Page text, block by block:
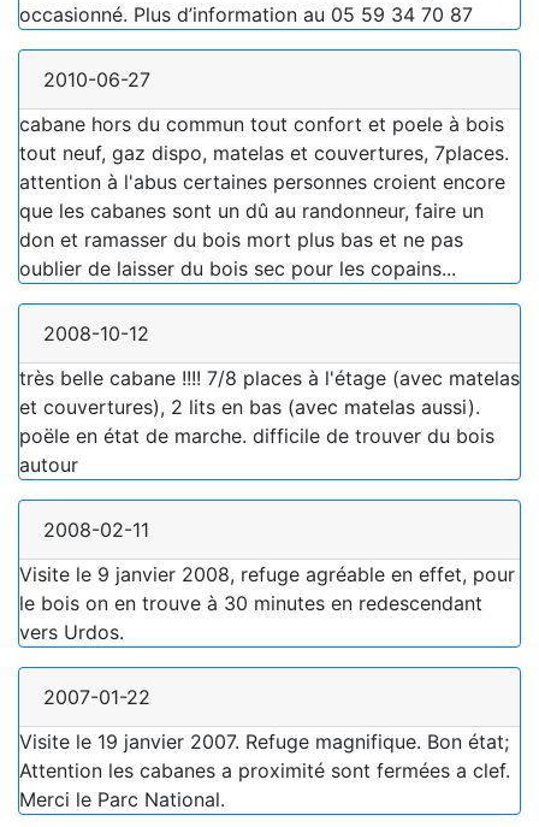
occasionné. Plus d’information au 05 59 34 70 87
2010-06-27
cabane hors du commun tout confort et poele à bois
tout neuf, gaz dispo, matelas et couvertures, 7places.
attention à l'abus certaines personnes croient encore
que les cabanes sont un dû au randonneur, faire un
don et ramasser du bois mort plus bas et ne pas
oublier de laisser du bois sec pour les copains...
2008-10-12
très belle cabane !!!! 7/8 places à l'étage (avec matelas
et couvertures), 2 lits en bas (avec matelas aussi).
poële en état de marche. difficile de trouver du bois
autour
2008-02-11
Visite le 9 janvier 2008, refuge agréable en effet, pour
le bois on en trouve à 30 minutes en redescendant
vers Urdos.
2007-01-22
Visite le 19 janvier 2007. Refuge magnifique. Bon état;
Attention les cabanes a proximité sont fermées a clef.
Merci le Parc National.